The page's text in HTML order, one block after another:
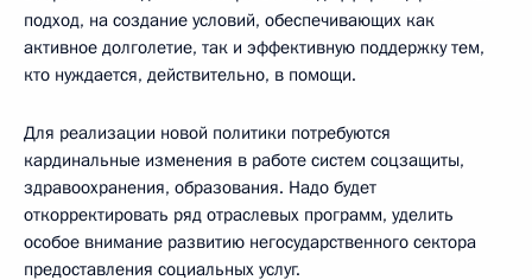
подход, на создание условий, обеспечивающих как
активное долголетие, так и эффективную поддержку тем,
кто нуждается, действительно, в помощи.
Для реализации новой политики потребуются
кардинальные изменения в работе систем соцзащиты,
здравоохранения, образования. Надо будет
откорректировать ряд отраслевых программ, уделить
особое внимание развитию негосударственного сектора
предоставления социальных услуг.